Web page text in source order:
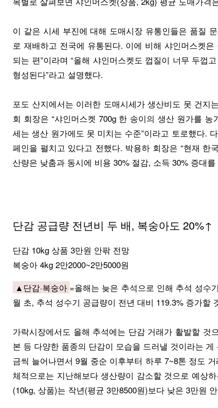
이 같은 시세 부진에 대해 도매시장 유통인들은 품질
로 재배하고 전국에 유통된다. 이에 비해 샤인머스켓
되는 편”이라며 “올해 샤인머스켓도 껍질이 너무 두
형성된다”라고 설명했다.
포도 산지에서는 이러한 도매시세가 생산비도 못 건
회 회장은 “샤인머스켓 700g 한 송이의 생산 원가를
세는 생산 원가에도 못 미치는 수준”이라고 토로했다.
페인을 펼치고 있다고 전했다. 박용하 회장은 “현재 한
산량은 낮춤과 동시에 비용 30% 절감, 소득 30% 증대
단감 공급량 전년비 두 배, 복숭아도 20%↑
단감 10kg 상품 3만원 안팎 전망
복숭아 4kg 2만2000~2만5000원
▲단감·복숭아 =올해는 늦은 추석으로 인해 추석 성수
월 초, 추석 성수기 공급량이 전년 대비 119.3% 증가할
가락시장에서도 올해 추석에는 단감 거래가 활발할
본 등 다양한 품종의 단감이 모습을 드러낼 것이라는
금씩 늘어나면서 9월 중순 이후부터 하루 7~8톤 정도
체적으로는 지난해보다 생산량이 감소할 것으로 예상
(10kg, 상품)는 작년(평균 3만8500원)보다 낮은 3만원